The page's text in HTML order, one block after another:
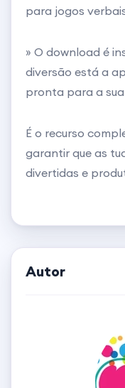
para jogos
» O download é
diversão está a
pronta para a
É o recurso
garantir que as
divertidas e
Autor